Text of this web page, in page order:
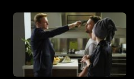
2501–2600
2401–2500